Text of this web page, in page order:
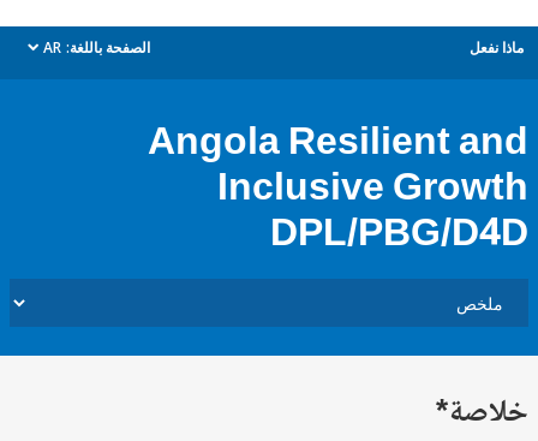
الصفحة باللغة: AR
dropdown
Angola Resilient
Inclusive
DPL/PBG/